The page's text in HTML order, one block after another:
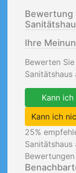
Bewertung
Ihre
Bewerten
Sanitätshaus
Kann
Kann ich
25%
Sanitätshaus
Bewertungen